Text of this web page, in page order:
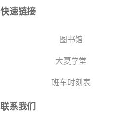
快速链接
图书馆
大夏学堂
班车时刻表
联系我们